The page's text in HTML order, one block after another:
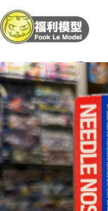
主頁 / 工具類 / 鑷子 /